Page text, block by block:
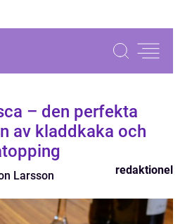
– den perfekta
av kladdkaka och
Larsson redaktionel